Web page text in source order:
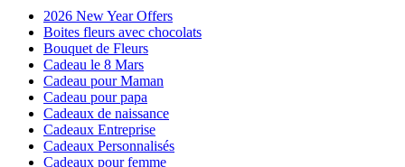
2026 New Year Offers
Boites fleurs avec chocolats
Bouquet de Fleurs
Cadeau le 8 Mars
Cadeau pour Maman
Cadeau pour papa
Cadeaux de naissance
Cadeaux Entreprise
Cadeaux Personnalisés
Cadeaux pour femme